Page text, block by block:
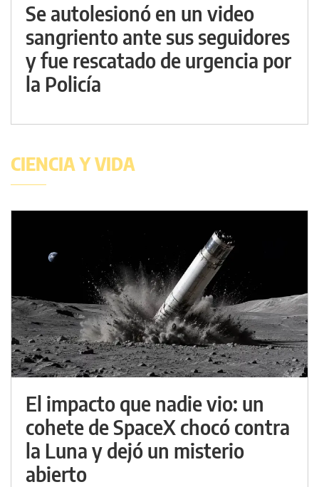
Se autolesionó en un video
sangriento ante sus seguidores
y fue rescatado de urgencia por
la Policía
CIENCIA Y VIDA
El impacto que nadie vio: un
cohete de SpaceX chocó contra
la Luna y dejó un misterio
abierto